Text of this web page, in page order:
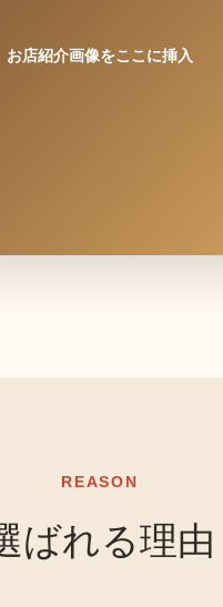
お店紹介画像をここに挿入
REASON
ばれる理由